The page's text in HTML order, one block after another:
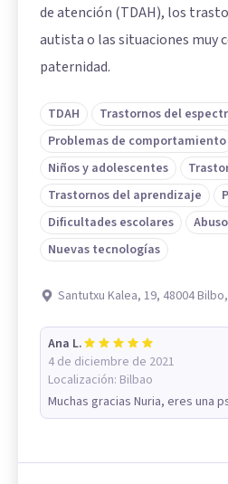
de atención (TDAH), los
autista o las situaciones muy
paternidad.
TDAH
Trastornos del
Problemas de comportamiento
Niños y adolescentes
Trastornos del aprendizaje
Dificultades escolares
Nuevas tecnologías
Santutxu Kalea, 19, 48004
Ana L.
4 de diciembre de 2021
Localización: Bilbao
Muchas gracias Nuria, eres una